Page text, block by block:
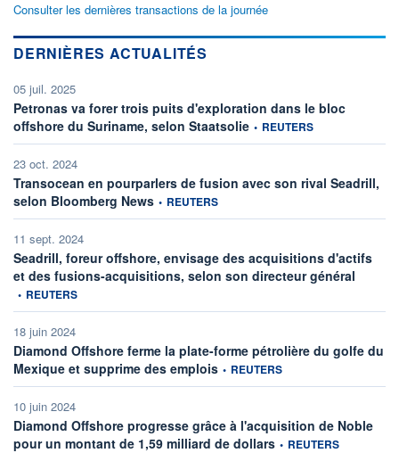
Consulter les dernières transactions de la journée
DERNIÈRES ACTUALITÉS
05 juil. 2025
Petronas va forer trois puits d'exploration dans le bloc
offshore du Suriname, selon Staatsolie information fournie par
• REUTERS
23 oct. 2024
Transocean en pourparlers de fusion avec son rival Seadrill,
selon Bloomberg News information fournie par
• REUTERS
11 sept. 2024
Seadrill, foreur offshore, envisage des acquisitions d'actifs
et des fusions-acquisitions, selon son directeur général
• REUTERS
18 juin 2024
Diamond Offshore ferme la plate-forme pétrolière du golfe du
Mexique et supprime des emplois information fournie par
• REUTERS
10 juin 2024
Diamond Offshore progresse grâce à l'acquisition de Noble
pour un montant de 1,59 milliard de dollars information fournie par
• REUTERS